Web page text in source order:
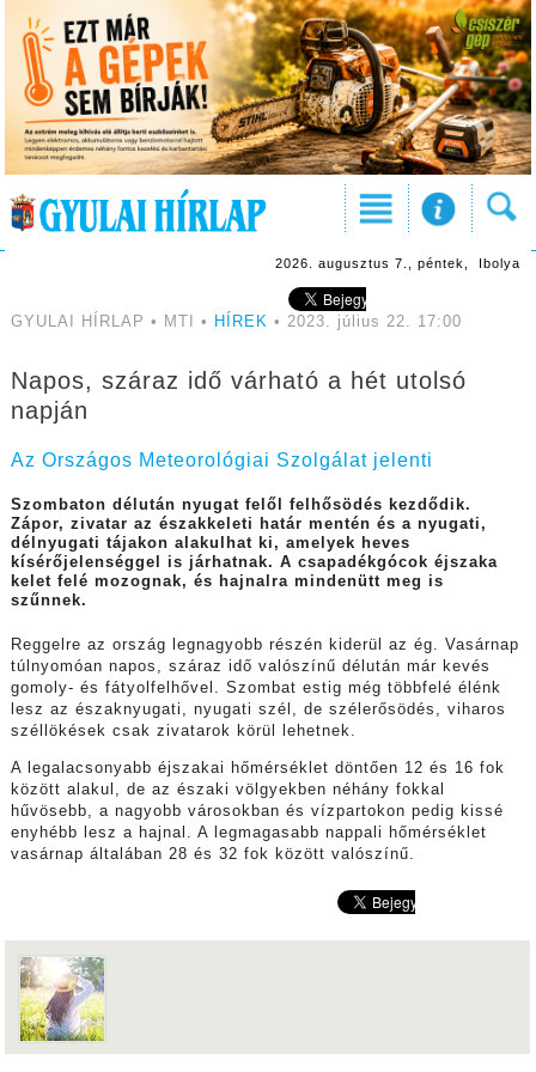
2026. augusztus 7., péntek, Ibolya
GYULAI HÍRLAP • MTI • HÍREK • 2023. július 22. 17:00
Napos, száraz idő várható a hét utolsó
napján
Az Országos Meteorológiai Szolgálat jelenti
Szombaton délután nyugat felől felhősödés kezdődik.
Zápor, zivatar az északkeleti határ mentén és a nyugati,
délnyugati tájakon alakulhat ki, amelyek heves
kísérőjelenséggel is járhatnak. A csapadékgócok éjszaka
kelet felé mozognak, és hajnalra mindenütt meg is
szűnnek.
Reggelre az ország legnagyobb részén kiderül az ég. Vasárnap
túlnyomóan napos, száraz idő valószínű délután már kevés
gomoly- és fátyolfelhővel. Szombat estig még többfelé élénk
lesz az északnyugati, nyugati szél, de szélerősödés, viharos
széllökések csak zivatarok körül lehetnek.
A legalacsonyabb éjszakai hőmérséklet döntően 12 és 16 fok
között alakul, de az északi völgyekben néhány fokkal
hűvösebb, a nagyobb városokban és vízpartokon pedig kissé
enyhébb lesz a hajnal. A legmagasabb nappali hőmérséklet
vasárnap általában 28 és 32 fok között valószínű.